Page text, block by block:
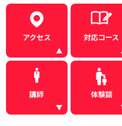
アクセス 対応コース
講師 体験談